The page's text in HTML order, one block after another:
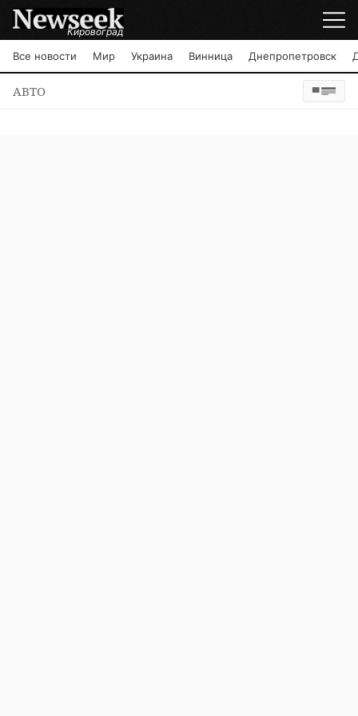
Кировоград
Все новости Мир Украина Винница Днепропетровск
АВТО